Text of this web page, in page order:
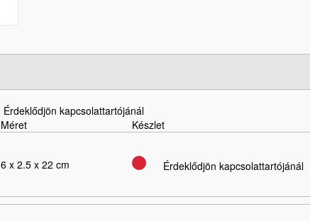
Érdeklődjön kapcsolattartójánál
Méret Készlet
6 x 2.5 x 22 cm Érdeklődjön kapcsolattartójánál